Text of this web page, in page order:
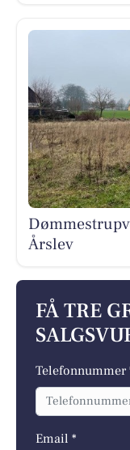
Årslev
FÅ TRE
Telefonnummer
Email *